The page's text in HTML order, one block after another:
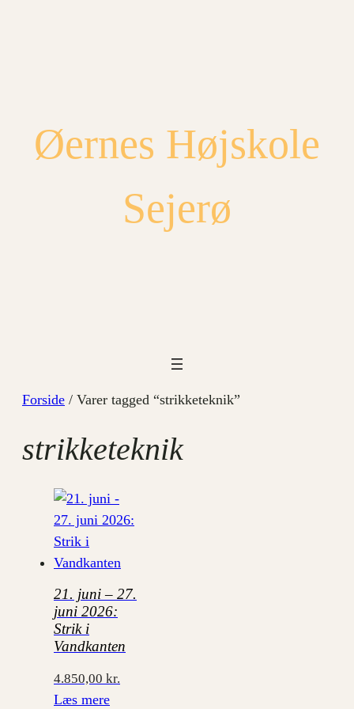
Øernes Højskole
Sejerø
Forside / Varer tagged “strikketeknik”
strikketeknik
21. juni – 27.
juni 2026:
Strik i
Vandkanten
4.850,00 kr.
Læs mere